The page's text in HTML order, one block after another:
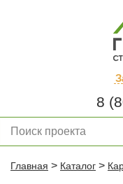
8
Главная > Каталог >